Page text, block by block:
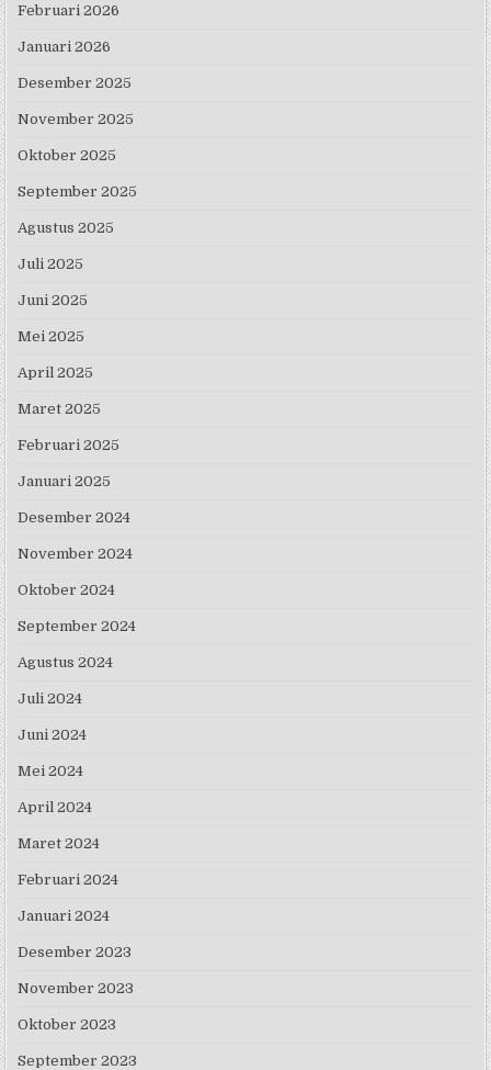
Februari 2026
Januari 2026
Desember 2025
November 2025
Oktober 2025
September 2025
Agustus 2025
Juli 2025
Juni 2025
Mei 2025
April 2025
Maret 2025
Februari 2025
Januari 2025
Desember 2024
November 2024
Oktober 2024
September 2024
Agustus 2024
Juli 2024
Juni 2024
Mei 2024
April 2024
Maret 2024
Februari 2024
Januari 2024
Desember 2023
November 2023
Oktober 2023
September 2023